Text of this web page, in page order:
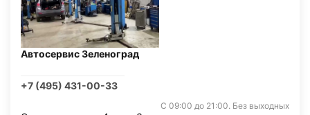
Автосервис Зеленоград
+7 (495) 431-00-33
С 09:00 до 21:00. Без выходных